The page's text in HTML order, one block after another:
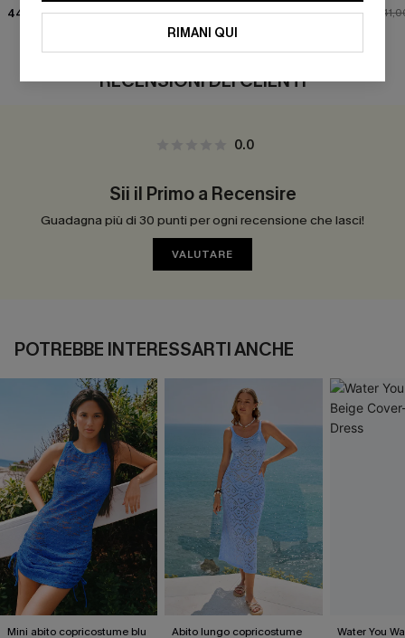
44,00 € 41,00 € 35,00 €
RECENSIONI DEI CLIENTI
0.0
Sii il Primo a Recensire
Guadagna più di 30 punti per ogni recensione che lasci!
VALUTARE
POTREBBE INTERESSARTI ANCHE
Mini abito copricostume blu Abito lungo copricostume Water You
RIMANI QUI